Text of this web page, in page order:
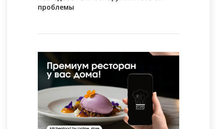
проблемы